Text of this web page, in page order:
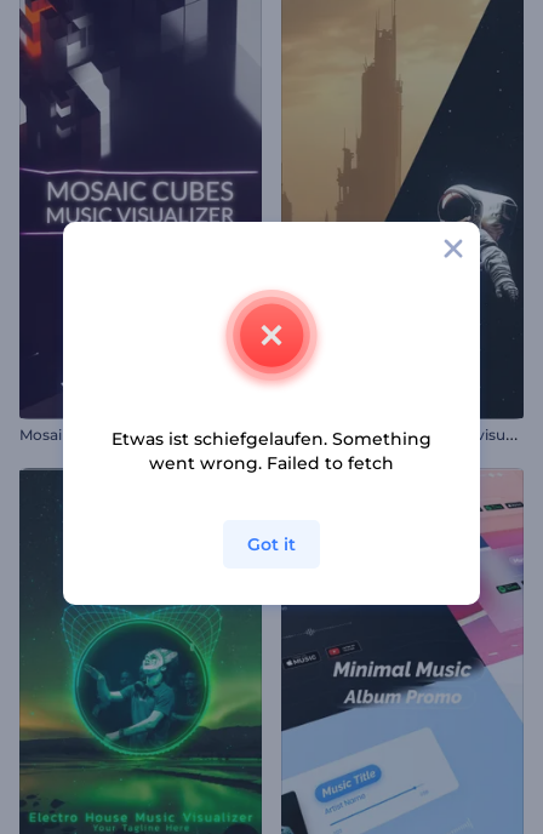
Mosaikwürfel Musikvisualisierer E
nigmatische Echos Klangvisualisierer
Etwas ist schiefgelaufen. Something
went wrong. Failed to fetch
Got it